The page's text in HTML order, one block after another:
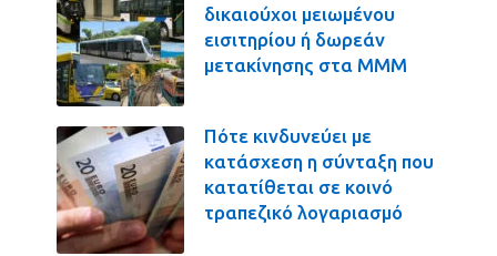
δικαιούχοι μειωμένου
εισιτηρίου ή δωρεάν
μετακίνησης στα ΜΜΜ
Πότε κινδυνεύει με
κατάσχεση η σύνταξη που
κατατίθεται σε κοινό
τραπεζικό λογαριασμό